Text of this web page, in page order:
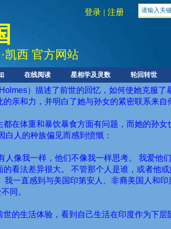
·凯西 官方网站
登录 | 注册
在线阅读 星相学及灵数 轮回转世
）描述了前世的回忆，如何使她克服了
亲和力，并明白了她与孙女的紧密联系来自
在体重和暴饮暴食方面有问题，而她的孙女
人的种族偏见而感到愤慨：
人像我一样，他们不像我一样思考。
我爱他
看法差异很大。
不管那个人是谁，或者他
我一直感到与美国印第安人、非裔美国人和印
同。
的生活体验，看到自己生活在印度作为下层